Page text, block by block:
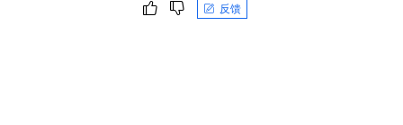
反馈